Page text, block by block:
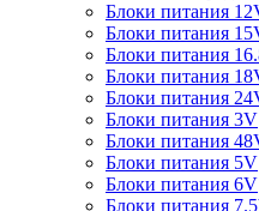
Блоки питания
Блоки питания
Блоки питания
Блоки питания
Блоки питания
Блоки питания 3V
Блоки питания
Блоки питания 5V
Блоки питания 6V
Блоки питания